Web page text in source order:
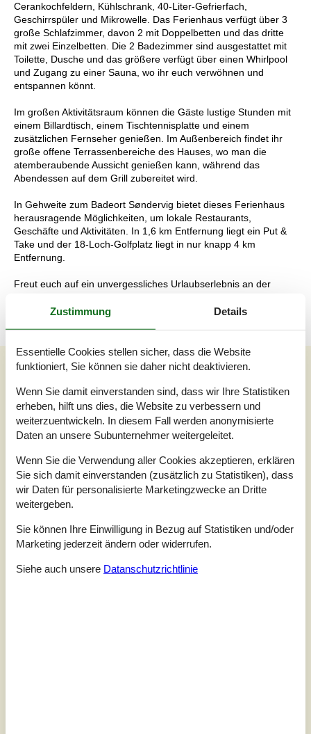
Cerankochfeldern, Kühlschrank, 40-Liter-Gefrierfach,
Geschirrspüler und Mikrowelle. Das Ferienhaus verfügt über 3
große Schlafzimmer, davon 2 mit Doppelbetten und das dritte
mit zwei Einzelbetten. Die 2 Badezimmer sind ausgestattet mit
Toilette, Dusche und das größere verfügt über einen Whirlpool
und Zugang zu einer Sauna, wo ihr euch verwöhnen und
entspannen könnt.
Im großen Aktivitätsraum können die Gäste lustige Stunden mit
einem Billardtisch, einem Tischtennisplatte und einem
zusätzlichen Fernseher genießen. Im Außenbereich findet ihr
große offene Terrassenbereiche des Hauses, wo man die
atemberaubende Aussicht genießen kann, während das
Abendessen auf dem Grill zubereitet wird.
In Gehweite zum Badeort Søndervig bietet dieses Ferienhaus
herausragende Möglichkeiten, um lokale Restaurants,
Geschäfte und Aktivitäten. In 1,6 km Entfernung liegt ein Put &
Take und der 18-Loch-Golfplatz liegt in nur knapp 4 km
Entfernung.
Freut euch auf ein unvergessliches Urlaubserlebnis an der
Unsere Gästebewertungen
Unsere Gästebewertungen
3,0 Bewertung
Bewertung ist vom 28.06.2026
5
4
2
1 (0)
1 Bewertung hat einen Kommentar auf Deutsch.
Zustimmung Details
Essentielle Cookies stellen sicher, dass die Website
funktioniert, Sie können sie daher nicht deaktivieren.
Wenn Sie damit einverstanden sind, dass wir Ihre Statistiken
erheben, hilft uns dies, die Website zu verbessern und
weiterzuentwickeln. In diesem Fall werden anonymisierte
Daten an unsere Subunternehmer weitergeleitet.
Wenn Sie die Verwendung aller Cookies akzeptieren, erklären
Sie sich damit einverstanden (zusätzlich zu Statistiken), dass
wir Daten für personalisierte Marketingzwecke an Dritte
weitergeben.
Sie können Ihre Einwilligung in Bezug auf Statistiken und/oder
Marketing jederzeit ändern oder widerrufen.
Siehe auch unsere Datanschutzrichtlinie